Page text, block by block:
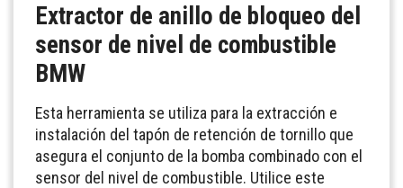
Extractor de anillo de bloqueo del
sensor de nivel de combustible
BMW
Esta herramienta se utiliza para la extracción e
instalación del tapón de retención de tornillo que
asegura el conjunto de la bomba combinado con el
sensor del nivel de combustible. Utilice este